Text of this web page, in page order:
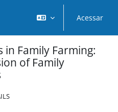
Acessar
Family Farming:
of Family